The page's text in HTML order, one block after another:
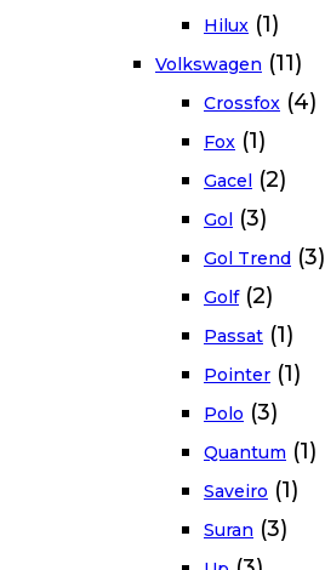
Hilux (1)
Volkswagen (11)
Crossfox (4)
Fox (1)
Gacel (2)
Gol (3)
Gol Trend (3)
Golf (2)
Passat (1)
Pointer (1)
Polo (3)
Quantum (1)
Saveiro (1)
Suran (3)